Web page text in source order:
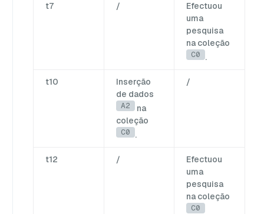
t7 /
Efectuou
uma
pesquisa
na coleção
C0 .
t10
Inserção
de dados
A2
na
coleção
C0 .
/
t12 /
Efectuou
uma
pesquisa
na coleção
C0